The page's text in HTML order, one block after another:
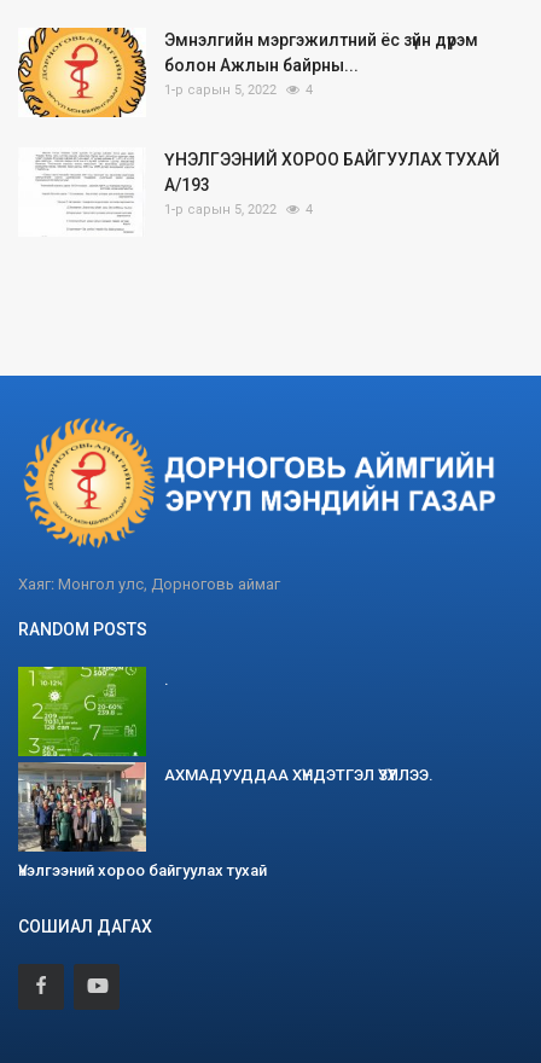
Эмнэлгийн мэргэжилтний ёс зүйн дүрэм
болон Ажлын байрны...
1-р сарын 5, 2022 4
ҮНЭЛГЭЭНИЙ ХОРОО БАЙГУУЛАХ ТУХАЙ
А/193
1-р сарын 5, 2022 4
Хаяг: Монгол улс, Дорноговь аймаг
RANDOM POSTS
.
АХМАДУУДДАА ХҮНДЭТГЭЛ ҮЗҮҮЛЛЭЭ.
Үнэлгээний хороо байгуулах тухай
СОШИАЛ ДАГАХ